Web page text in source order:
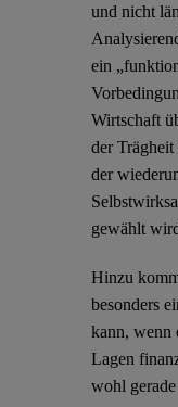
und nicht
ein
Wirtschaft
der
der
gewählt
Hinzu
besonders
kann, wenn
Lagen
wohl